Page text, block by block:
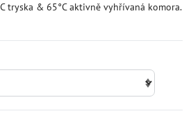
tryska & 65°C aktivně vyhřívaná komora.